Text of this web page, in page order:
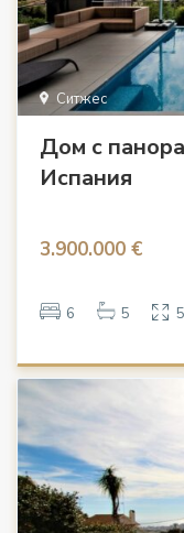
Ситжес
Дом с
Испания
3.900.000 €
6 5